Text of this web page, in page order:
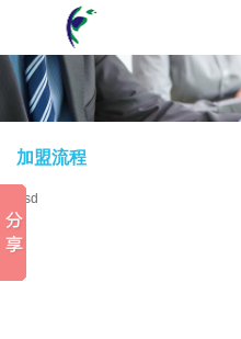
加盟流程
dsd